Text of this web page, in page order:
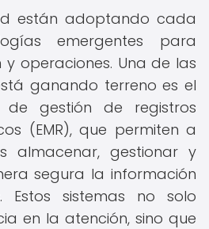
están adoptando cada
emergentes para
y operaciones. Una de las
ganando terreno es el
de gestión de registros
(EMR), que permiten a
almacenar, gestionar y
segura la información
Estos sistemas no solo
en la atención, sino que